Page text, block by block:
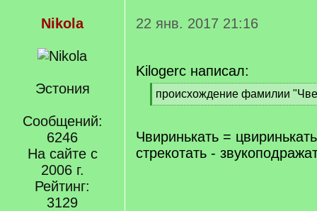
Nikola
Эстония
Сообщений:
6246
На сайте с
2006 г.
Рейтинг:
3129
22 янв. 2017 21:16
Kilogerc написал:
[
q
происхождение фамилии
[
q
]
Чвиринькать =
стрекотать -